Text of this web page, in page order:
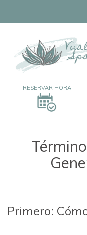
RESERVAR HORA
Primero: